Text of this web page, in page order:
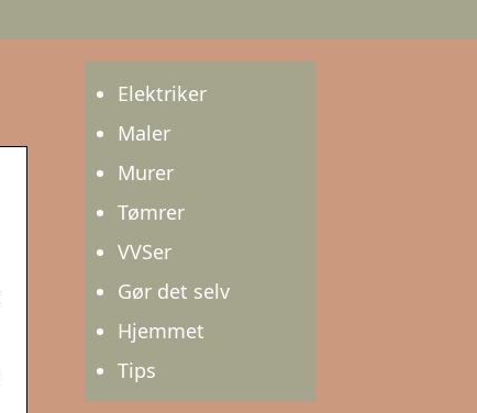
Elektriker
Maler
Murer
Tømrer
VVSer
Gør det selv
Hjemmet
Tips